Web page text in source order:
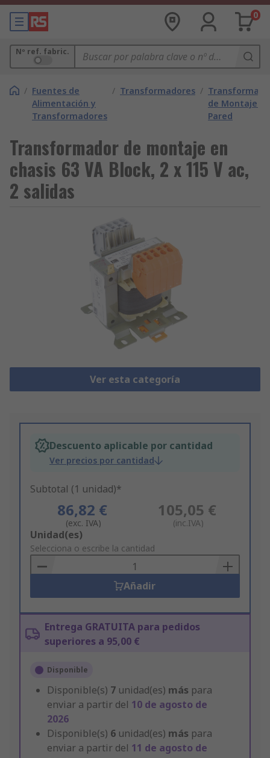
0
Nº ref. fabric.
/ Fuentes de
Alimentación y
Transformadores
/ Transformadores /
de Montaje en
Pared
Transformador de montaje en
chasis 63 VA Block, 2 x 115 V ac,
2 salidas
Ver esta categoría
Descuento aplicable por cantidad
Ver precios por cantidad
Subtotal (1 unidad)*
86,82 €
(exc. IVA)
105,05 €
(inc.IVA)
Add
to
Basket
Unidad(es)
Selecciona o escribe la cantidad
Añadir
Entrega GRATUITA para pedidos
superiores a 95,00 €
Disponible
Disponible(s) 7 unidad(es) más para
enviar a partir del 10 de agosto de
2026
Disponible(s) 6 unidad(es) más para
enviar a partir del 11 de agosto de